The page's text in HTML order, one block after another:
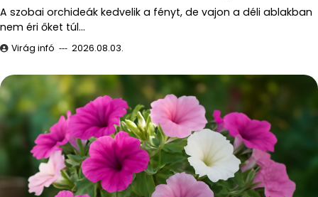
A szobai orchideák kedvelik a fényt, de vajon a déli ablakban
nem éri őket túl…
Virág infó 2026.08.03.